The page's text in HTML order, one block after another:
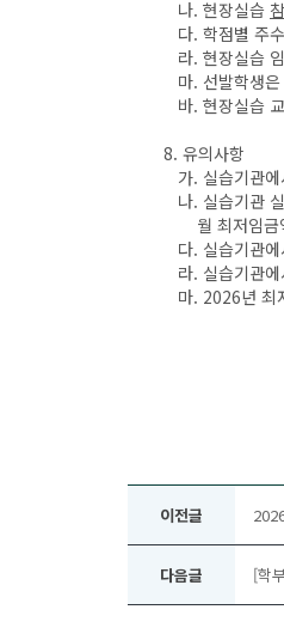
나. 현장실습
다. 학점별 주
라. 현장실습
마. 선발학생
바. 현장실습
8. 유의사항
가. 실습기관
나. 실습기관
월 최저임금
다. 실습기관
라. 실습기관
마. 2026년 최
이전글
다음글 [학